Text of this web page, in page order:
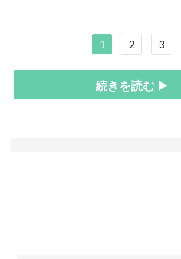
1 2 3
続きを読む ▶